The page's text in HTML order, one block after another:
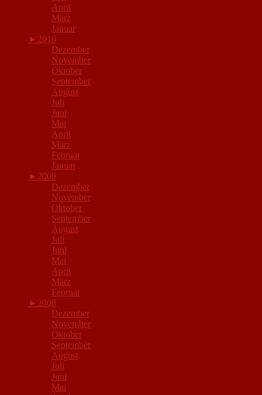
April
März
Januar
► 2010
Dezember
November
Oktober
September
August
Juli
Juni
Mai
April
März
Februar
Januar
► 2009
Dezember
November
Oktober
September
August
Juli
Juni
Mai
April
März
Februar
► 2008
Dezember
November
Oktober
September
August
Juli
Juni
Mai